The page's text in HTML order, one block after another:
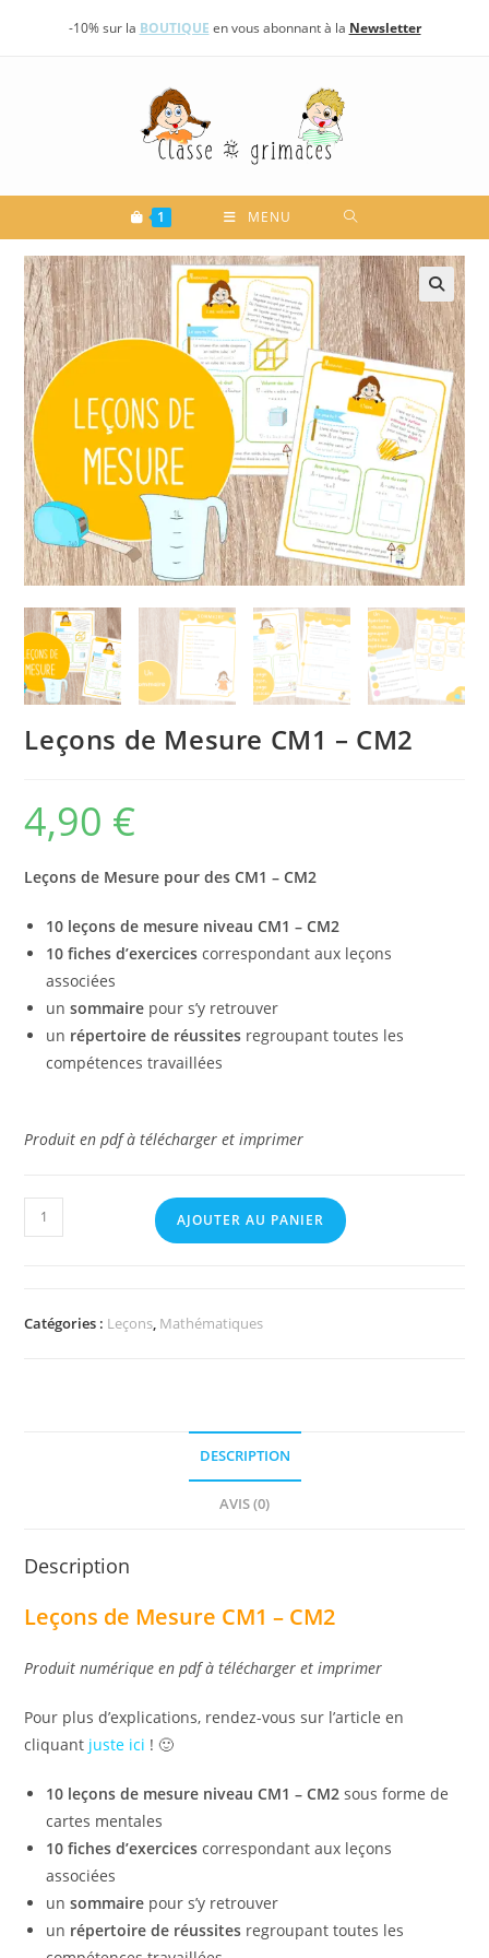
-10% sur la BOUTIQUE en vous abonnant à la Newsletter
1 MENU
🔍
Leçons de Mesure CM1 – CM2
4,90 €
Leçons de Mesure pour des CM1 – CM2
10 leçons de mesure niveau CM1 – CM2
10 fiches d’exercices correspondant aux leçons
associées
unsommaire pour s’y retrouver
un répertoire de réussites regroupant toutes les
compétences travaillées
Produit en pdf à télécharger et imprimer
quantité
de
Mesure
AJOUTER AU PANIER
Catégories : Leçons, Mathématiques
DESCRIPTION
AVIS (0)
Description
Leçons de Mesure CM1 – CM2
Produit numérique en pdf à télécharger et imprimer
Pour plus d’explications, rendez-vous sur l’article en
cliquant juste ici ! 🙂
10 leçons de mesure niveau CM1 – CM2sous forme de
cartes mentales
10 fiches d’exercices correspondant aux leçons
associées
unsommaire pour s’y retrouver
un répertoire de réussites regroupant toutes les